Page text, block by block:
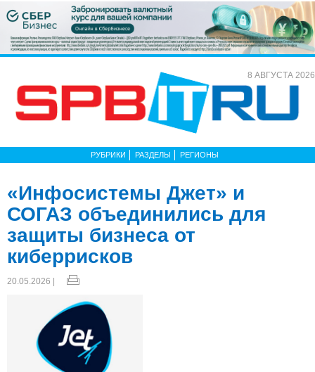
8 АВГУСТА 2026
РУБРИКИ РАЗДЕЛЫ РЕГИОНЫ
«Инфосистемы Джет» и
СОГАЗ объединились для
защиты бизнеса от
киберрисков
20.05.2026 |